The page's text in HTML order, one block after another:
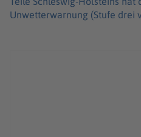
Unwetterwarnung (Stufe drei